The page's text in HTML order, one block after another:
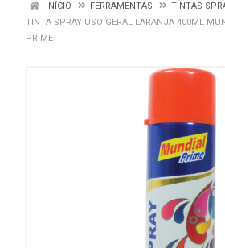
INÍCIO FERRAMENTAS
TINTAS
TINTA SPRAY USO GERAL LARANJA 400ML
PRIME